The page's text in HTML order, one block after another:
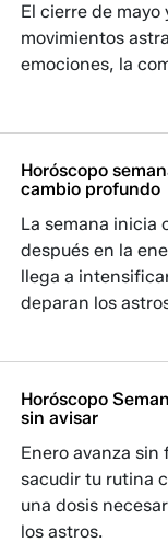
El cierre de
movimientos
emociones, la
Horóscopo
cambio profundo
La semana inicia
después en la
llega a
deparan los
Horóscopo
sin avisar
Enero avanza sin
sacudir tu rutina
una dosis
los astros.